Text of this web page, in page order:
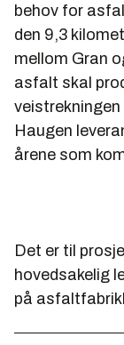
behov for
den 9,3
mellom Gran
asfalt skal
Haugen
årene som
Det er til
hovedsakelig
på